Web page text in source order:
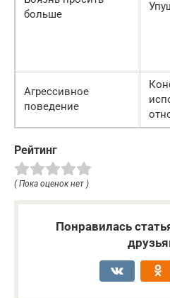
больше
Агрессивное
поведение
Рейтинг
( Пока оценок нет )
Понравилась